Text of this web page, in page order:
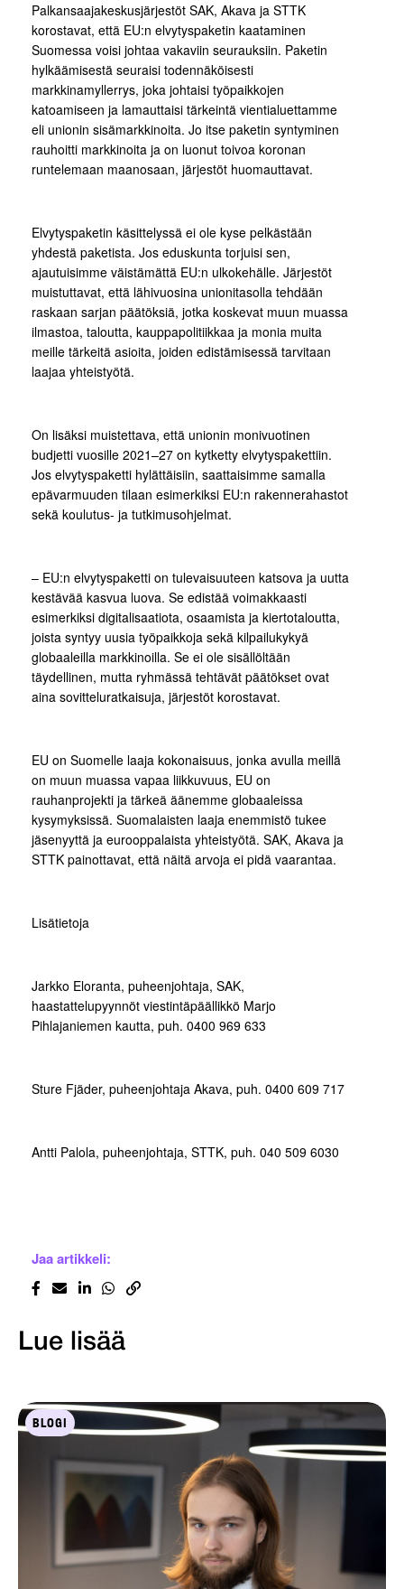
Palkansaajakeskusjärjestöt SAK, Akava ja STTK
korostavat, että EU:n elvytyspaketin kaataminen
Suomessa voisi johtaa vakaviin seurauksiin. Paketin
hylkäämisestä seuraisi todennäköisesti
markkinamyllerrys, joka johtaisi työpaikkojen
katoamiseen ja lamauttaisi tärkeintä vientialuettamme
eli unionin sisämarkkinoita. Jo itse paketin syntyminen
rauhoitti markkinoita ja on luonut toivoa koronan
runtelemaan maanosaan, järjestöt huomauttavat.
Elvytyspaketin käsittelyssä ei ole kyse pelkästään
yhdestä paketista. Jos eduskunta torjuisi sen,
ajautuisimme väistämättä EU:n ulkokehälle. Järjestöt
muistuttavat, että lähivuosina unionitasolla tehdään
raskaan sarjan päätöksiä, jotka koskevat muun muassa
ilmastoa, taloutta, kauppapolitiikkaa ja monia muita
meille tärkeitä asioita, joiden edistämisessä tarvitaan
laajaa yhteistyötä.
On lisäksi muistettava, että unionin monivuotinen
budjetti vuosille 2021–27 on kytketty elvytyspakettiin.
Jos elvytyspaketti hylättäisiin, saattaisimme samalla
epävarmuuden tilaan esimerkiksi EU:n rakennerahastot
sekä koulutus- ja tutkimusohjelmat.
– EU:n elvytyspaketti on tulevaisuuteen katsova ja uutta
kestävää kasvua luova. Se edistää voimakkaasti
esimerkiksi digitalisaatiota, osaamista ja kiertotaloutta,
joista syntyy uusia työpaikkoja sekä kilpailukykyä
globaaleilla markkinoilla. Se ei ole sisällöltään
täydellinen, mutta ryhmässä tehtävät päätökset ovat
aina sovitteluratkaisuja, järjestöt korostavat.
EU on Suomelle laaja kokonaisuus, jonka avulla meillä
on muun muassa vapaa liikkuvuus, EU on
rauhanprojekti ja tärkeä äänemme globaaleissa
kysymyksissä. Suomalaisten laaja enemmistö tukee
jäsenyyttä ja eurooppalaista yhteistyötä. SAK, Akava ja
STTK painottavat, että näitä arvoja ei pidä vaarantaa.
Lisätietoja
Jarkko Eloranta, puheenjohtaja, SAK,
haastattelupyynnöt viestintäpäällikkö Marjo
Pihlajaniemen kautta, puh. 0400 969 633
Sture Fjäder, puheenjohtaja Akava, puh. 0400 609 717
Antti Palola, puheenjohtaja, STTK, puh. 040 509 6030
Jaa artikkeli:
Lue lisää
BLOGI